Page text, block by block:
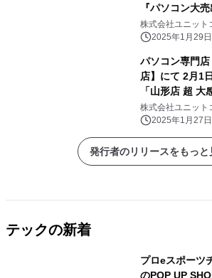
『パソコン大
株式会社ユニット
2025年1月29
パソコン専門
店】にて 2月1
「山形店 超 大
ススメ即納パソ
え！ 更に「PC
セール商品」を
仕！
株式会社ユニット
2025年1月27
発行者のリリースをもっと
テックの新着
プロeスポーツ
のPOP UP